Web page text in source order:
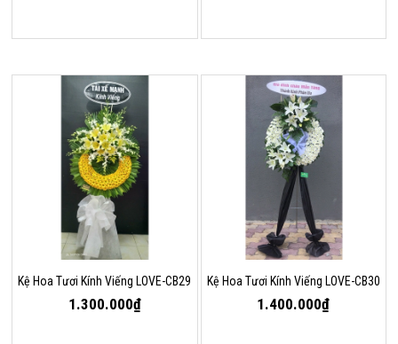
Kệ Hoa Tươi Kính Viếng LOVE-CB29
1.300.000₫
Kệ Hoa Tươi Kính Viếng LOVE-CB30
1.400.000₫